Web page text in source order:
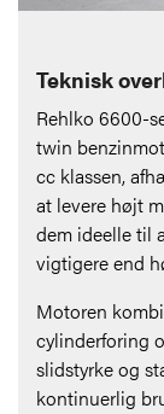
Teknisk
Rehlko 6600-
twin
cc klassen,
at levere højt
dem ideelle til
vigtigere end
Motoren
cylinderforing
slidstyrke og
kontinuerlig